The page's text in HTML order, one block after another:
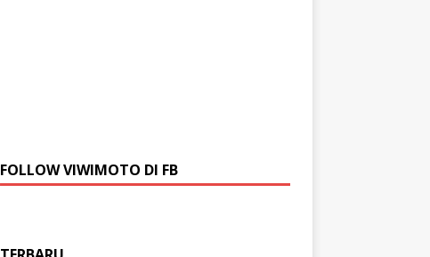
FOLLOW VIWIMOTO DI FB